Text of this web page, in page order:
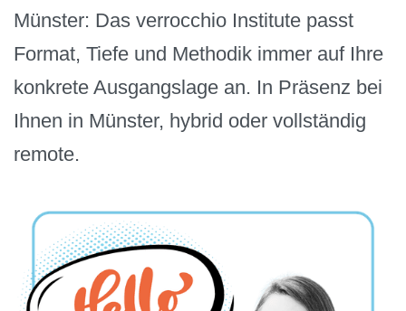
Münster: Das verrocchio Institute passt
Format, Tiefe und Methodik immer auf Ihre
konkrete Ausgangslage an. In Präsenz bei
Ihnen in Münster, hybrid oder vollständig
remote.